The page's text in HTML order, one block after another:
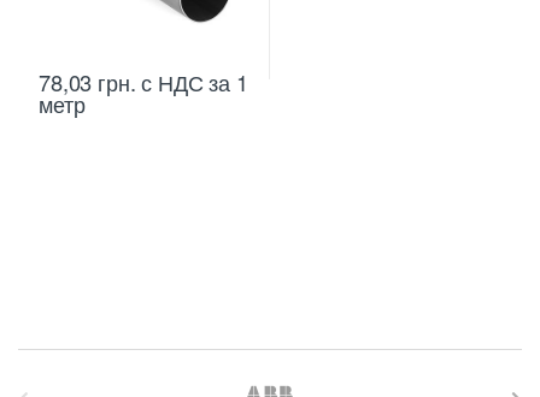
78,03 грн.с НДС за 1
метр